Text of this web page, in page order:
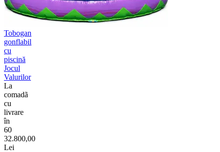
Tobogan
gonflabil
cu
piscină
Jocul
Valurilor
La
comadã
cu
livrare
în
60
32.800,00
Lei